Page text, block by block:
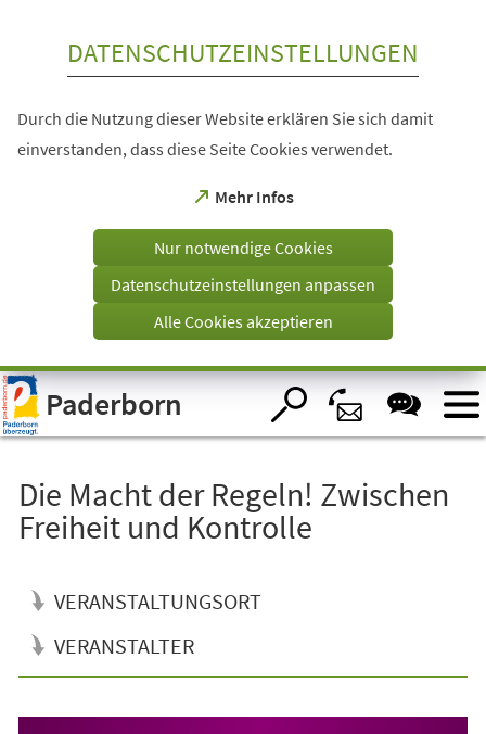
Visuelle
Assistenzsoftware
öffnen.
DATENSCHUTZEINSTELLUNGEN
Durch die Nutzung dieser Website erklären Sie sich damit
einverstanden, dass diese Seite Cookies verwendet.
Mehr Infos
(Öffnet
einem
Tab)
Nur notwendige Cookies
Datenschutzeinstellungen anpassen
Alle Cookies akzeptieren
Paderborn
Die Macht der Regeln! Zwischen
Freiheit und Kontrolle
VERANSTALTUNGSORT
VERANSTALTER